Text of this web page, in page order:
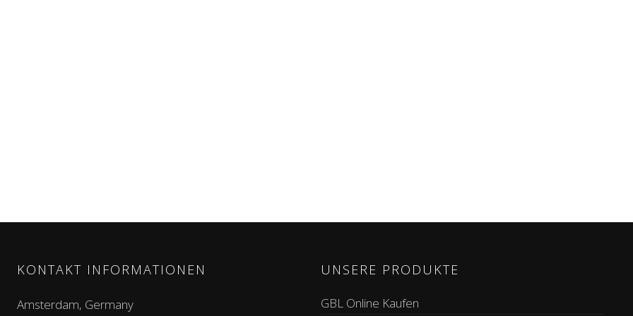
KONTAKT INFORMATIONEN
Amsterdam, Germany
UNSERE PRODUKTE
GBL Online Kaufen